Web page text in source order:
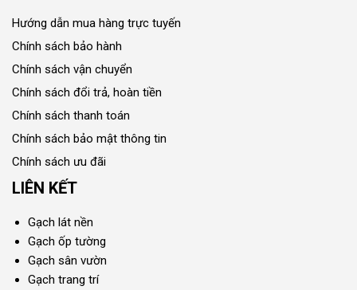
Hướng dẫn mua hàng trực tuyến
Chính sách bảo hành
Chính sách vận chuyển
Chính sách đổi trả, hoàn tiền
Chính sách thanh toán
Chính sách bảo mật thông tin
Chính sách ưu đãi
LIÊN KẾT
Gạch lát nền
Gạch ốp tường
Gạch sân vườn
Gạch trang trí